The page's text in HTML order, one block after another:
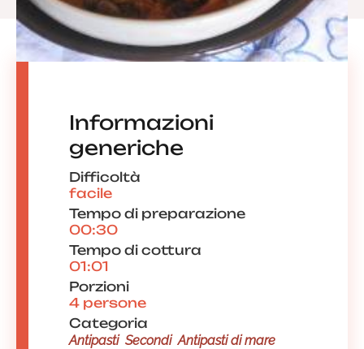
Informazioni
generiche
Difficoltà
facile
Tempo di preparazione
00:30
Tempo di cottura
01:01
Porzioni
4 persone
Categoria
Antipasti Secondi Antipasti di mare